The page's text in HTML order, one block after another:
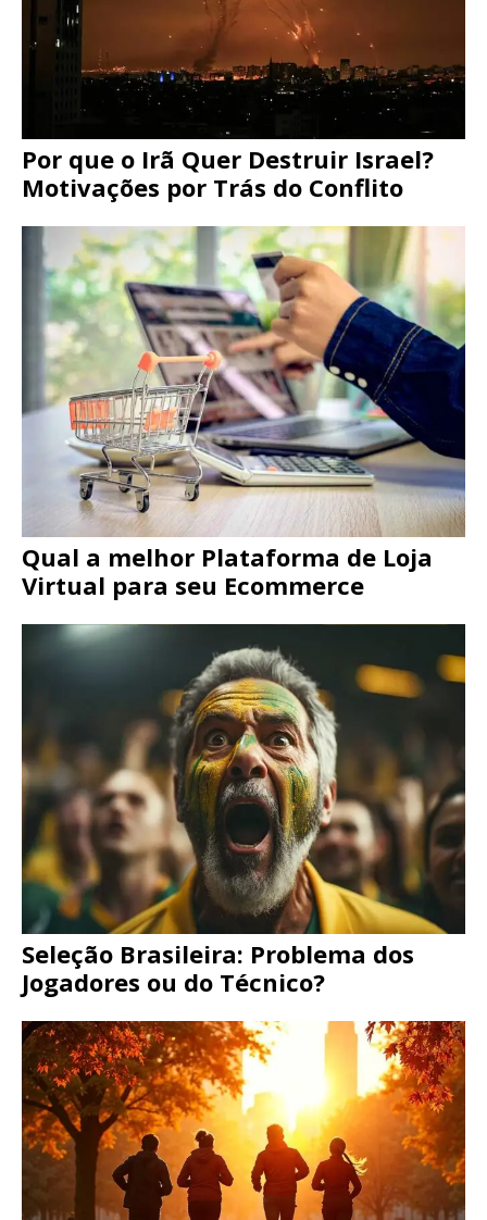
Por que o Irã Quer Destruir Israel?
Motivações por Trás do Conflito
Qual a melhor Plataforma de Loja
Virtual para seu Ecommerce
Seleção Brasileira: Problema dos
Jogadores ou do Técnico?